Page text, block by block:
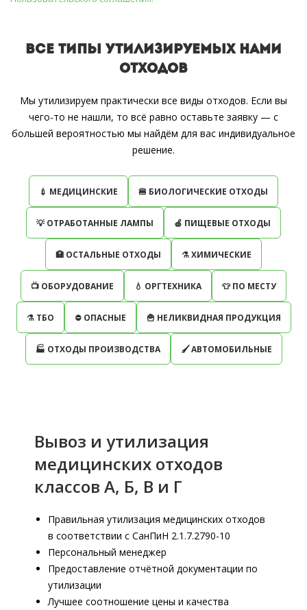
ВСЕ ТИПЫ УТИЛИЗИРУЕМЫХ НАМИ
ОТХОДОВ
Мы утилизируем практически все виды отходов. Если вы
чего-то не нашли, то всё равно оставьте заявку — с
большей вероятностью мы найдём для вас индивидуальное
решение.
💉 МЕДИЦИНСКИЕ 🍔 БИОЛОГИЧЕСКИЕ ОТХОДЫ
💡 ОТРАБОТАННЫЕ ЛАМПЫ 🍏 ПИЩЕВЫЕ ОТХОДЫ
🏥 ОСТАЛЬНЫЕ ОТХОДЫ ⚗ ХИМИЧЕСКИЕ
📺 ОБОРУДОВАНИЕ 💧 ОРГТЕХНИКА 👕 ПО МЕСТУ
⚗ ТБО ⛔️ ОПАСНЫЕ 🍟 НЕЛИКВИДНАЯ ПРОДУКЦИЯ
🏭 ОТХОДЫ ПРОИЗВОДСТВА 🖌 АВТОМОБИЛЬНЫЕ
Вывоз и утилизация
медицинских отходов
классов А, Б, В и Г
Правильная утилизация медицинских отходов
в соответствии с СанПиН 2.1.7.2790-10
Персональный менеджер
Предоставление отчётной документации по
утилизации
Лучшее соотношение цены и качества